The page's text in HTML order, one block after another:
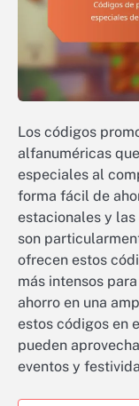
Los códigos
alfanuméricas
especiales al
forma fácil de
estacionales y
son
ofrecen estos
más intensos
ahorro en una
estos códigos en
pueden
eventos y